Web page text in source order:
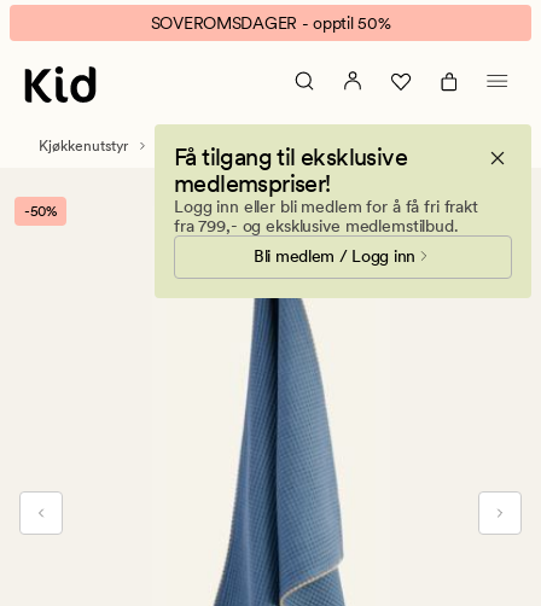
Felicia
kjøkkenhåndkle
gråblå
banner.
Klikk
ESCAPE
pause.
SOVEROMSDAGER - opptil 50%
Få tilgang til eksklusive
medlemspriser!
Logg inn eller bli medlem for å få fri frakt
fra 799,- og eksklusive medlemstilbud.
Bli medlem / Logg inn
Kjøkkenutstyr Kjøkkenhåndklær
-50%